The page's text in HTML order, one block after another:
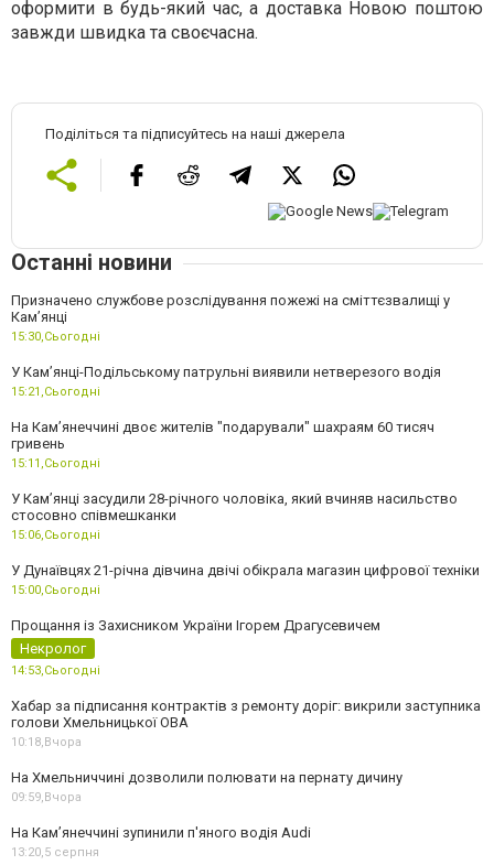
оформити в будь-який час, а доставка Новою поштою
завжди швидка та своєчасна.
Поділіться та підписуйтесь на наші джерела
Останні новини
Призначено службове розслідування пожежі на сміттєзвалищі у
Кам’янці
15:30,Сьогодні
У Кам’янці-Подільському патрульні виявили нетверезого водія
15:21,Сьогодні
На Камʼянеччині двоє жителів "подарували" шахраям 60 тисяч
гривень
15:11,Сьогодні
У Камʼянці засудили 28-річного чоловіка, який вчиняв насильство
стосовно співмешканки
15:06,Сьогодні
У Дунаївцях 21-річна дівчина двічі обікрала магазин цифрової техніки
15:00,Сьогодні
Прощання із Захисником України Ігорем Драгусевичем
Некролог
14:53,Сьогодні
Хабар за підписання контрактів з ремонту доріг: викрили заступника
голови Хмельницької ОВА
10:18, Вчора
На Хмельниччині дозволили полювати на пернату дичину
09:59, Вчора
На Камʼянеччині зупинили п'яного водія Audi
13:20,5 серпня